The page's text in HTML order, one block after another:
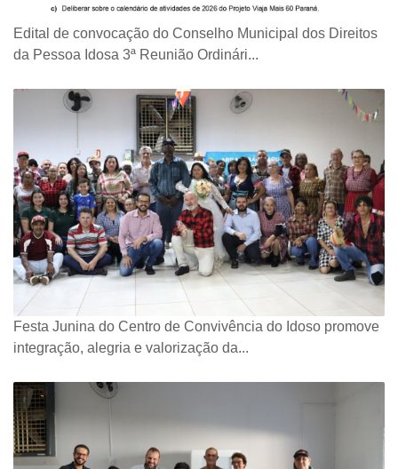
Edital de convocação do Conselho Municipal dos Direitos
da Pessoa Idosa 3ª Reunião Ordinári...
Festa Junina do Centro de Convivência do Idoso promove
integração, alegria e valorização da...